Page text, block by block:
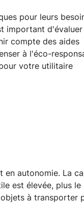
pour leurs
important d'évaluer
compte des aides
à l'éco-
votre utilitaire
en autonomie. La
est élevée, plus le
à transporter